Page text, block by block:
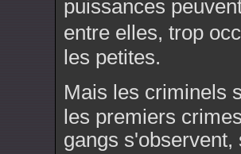
puissances
entre elles, trop
les petites.
Mais les criminels
les premiers
gangs